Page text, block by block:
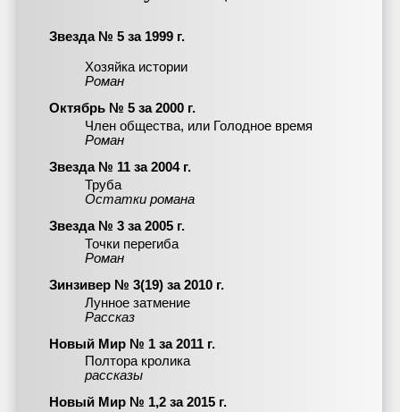
Звезда № 5 за 1999 г.
Хозяйка истории
Роман
Октябрь № 5 за 2000 г.
Член общества, или Голодное время
Роман
Звезда № 11 за 2004 г.
Труба
Остатки романа
Звезда № 3 за 2005 г.
Точки перегиба
Роман
Зинзивер № 3(19) за 2010 г.
Лунное затмение
Рассказ
Новый Мир № 1 за 2011 г.
Полтора кролика
рассказы
Новый Мир № 1,2 за 2015 г.